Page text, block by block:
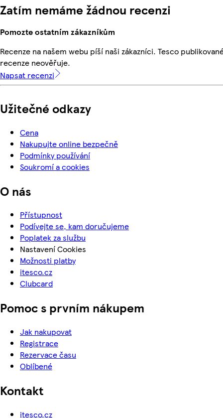
Zatím nemáme žádnou recenzi
Pomozte ostatním zákazníkům
Recenze na našem webu píší naši zákazníci. Tesco
recenze neověřuje.
Napsat recenzi
Užitečné odkazy
Cena
Nakupujte online bezpečně
Podmínky používání
Soukromí a cookies
O nás
Přístupnost
Podívejte se, kam doručujeme
Poplatek za službu
Nastavení Cookies
Možnosti platby
itesco.cz
Clubcard
Pomoc s prvním nákupem
Jak nakupovat
Registrace
Rezervace času
Oblíbené
Kontakt
itesco.cz